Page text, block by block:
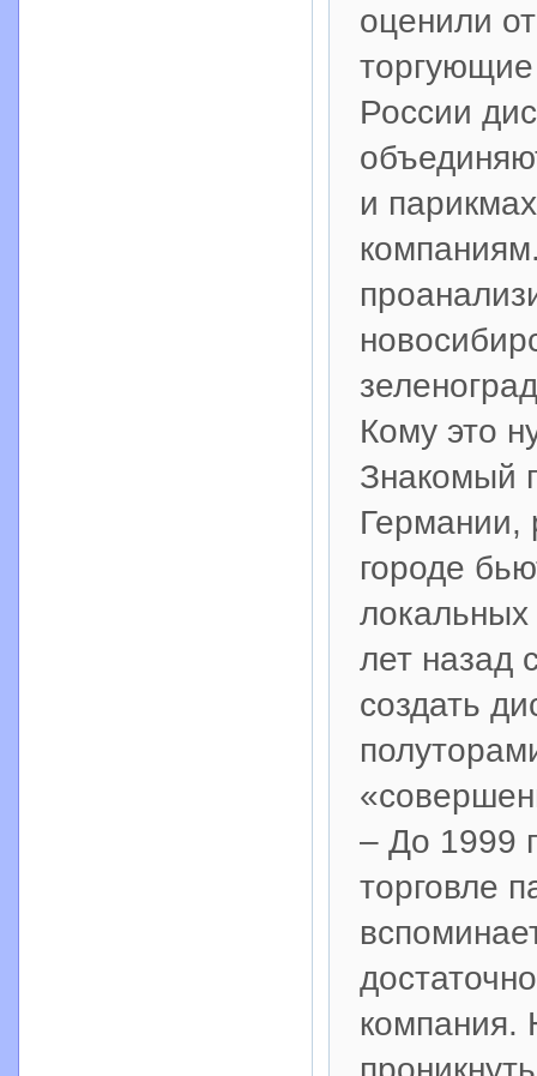
оценили
России
и
Кому это
Знакомый
Германии,
городе
локальных
лет назад
создать
– До 1999
торговле
компания.